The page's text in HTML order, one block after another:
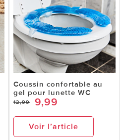
Coussin confortable au
gel pour lunette WC
12,99 9,99
Voir l’article